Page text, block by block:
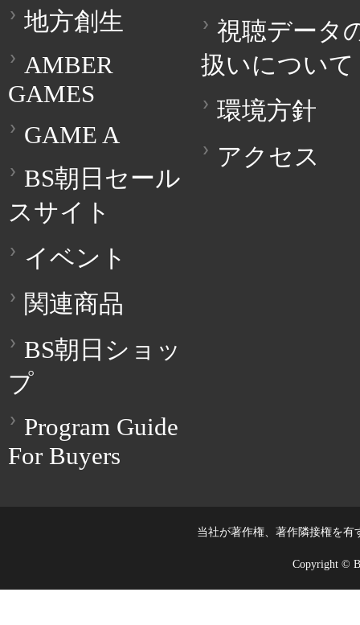
地方創生
AMBER
GAMES
GAME A
BS朝日セール
スサイト
イベント
関連商品
BS朝日ショッ
プ
Program Guide
For Buyers
視聴データ
扱いについて
環境方針
アクセス
当社が著作権、著作隣接権を
Copyright ©